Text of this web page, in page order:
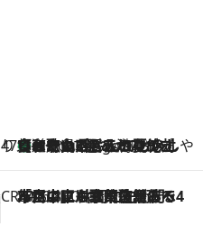
47都道府県の手みやげ ひんやりスイーツで夏を満喫
4 Hours Ago
【和歌山県】この夏絶対食べたい 冷やしておいしいおやつ3選 みかんがごろっと丸ごと入ったジュレ
CREA'S CHOICE
2026.8.7
「立川にも歌舞伎があるんだよ」 片岡仁左衛門・市川中車ら豪華座組みで4年目の立川立飛歌舞伎へ